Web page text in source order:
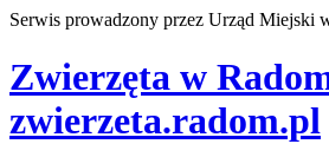
Serwis prowadzony przez Urząd Miejski
Zwierzęta w
zwierzeta.radom.pl